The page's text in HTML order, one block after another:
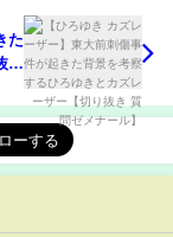
た
き